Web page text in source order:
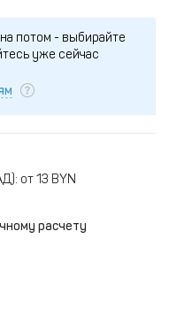
потом - выбирайте
уже сейчас
от 13 BYN
расчету